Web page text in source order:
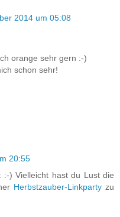
2014 um 05:08
orange sehr gern :-)
schon sehr!
20:55
) Vielleicht hast du Lust die
Herbstzauber-Linkparty zu